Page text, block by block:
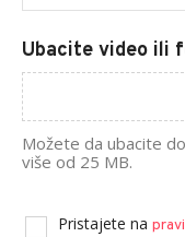
Ubacite video ili
Možete da ubacite
više od 25 MB.
Pristajete na